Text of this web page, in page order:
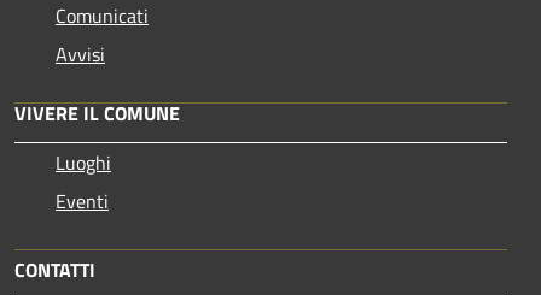
Comunicati
Avvisi
VIVERE IL COMUNE
Luoghi
Eventi
CONTATTI